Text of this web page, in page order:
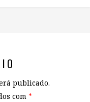
publicado.
com *